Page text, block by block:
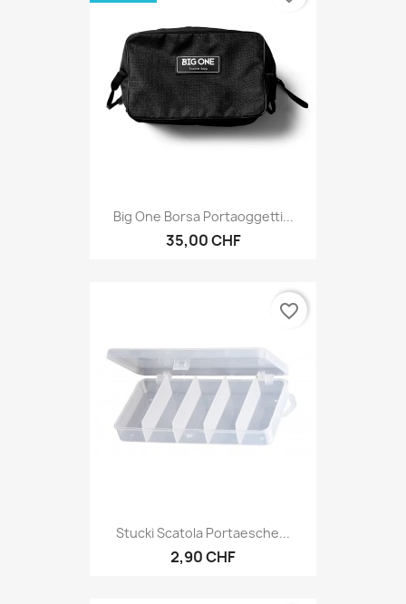
Big One Borsa Portaoggetti...
35,00 CHF
Stucki Scatola Portaesche...
2,90 CHF
favorite_border